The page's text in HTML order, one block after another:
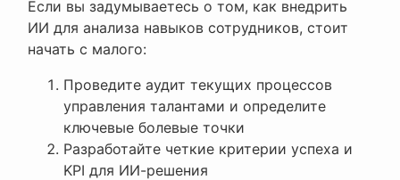
Если вы задумываетесь о том, как внедрить
ИИ для анализа навыков сотрудников, стоит
начать с малого:
Проведите аудит текущих процессов
управления талантами и определите
ключевые болевые точки
Разработайте четкие критерии успеха и
KPI для ИИ-решения